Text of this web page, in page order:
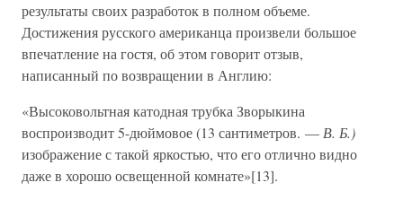
результаты своих разработок в полном объеме.
Достижения русского американца произвели большое
впечатление на гостя, об этом говорит отзыв,
написанный по возвращении в Англию:
«Высоковольтная катодная трубка Зворыкина
воспроизводит 5-дюймовое (13 сантиметров. — В. Б.)
изображение с такой яркостью, что его отлично видно
даже в хорошо освещенной комнате»[13].